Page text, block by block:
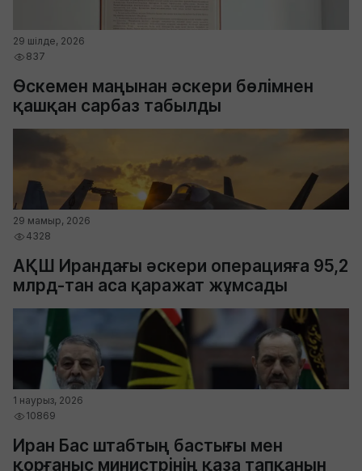
29 шілде, 2026
837
Өскемен маңынан әскери бөлімнен
қашқан сарбаз табылды
29 мамыр, 2026
4328
АҚШ Ирандағы әскери операцияға 95,2
млрд-тан аса қаражат жұмсады
1 наурыз, 2026
10869
Иран Бас штабтың бастығы мен
қорғаныс министрінің қаза тапқанын